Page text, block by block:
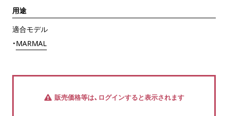
用途
適合モデル
・MARMAL
販売価格等は、ログインすると表示されます